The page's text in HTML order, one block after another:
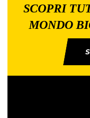
SCOPRI
MONDO